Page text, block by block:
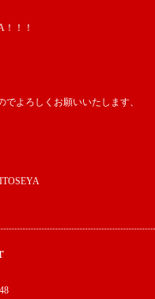
！！
よろしくお願いいたします、